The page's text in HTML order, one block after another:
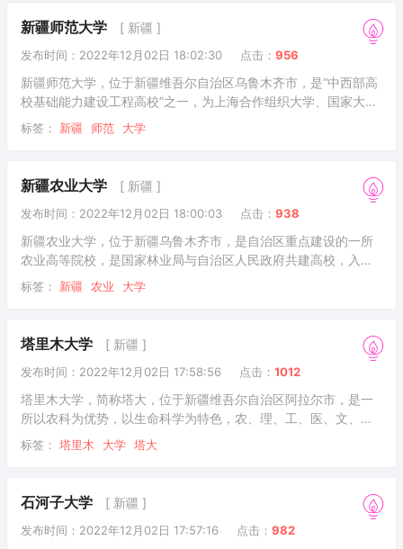
积166.07万平方米；图书馆藏书131.55万册，电子图书约60万
册，各类文献数据库12个；教学仪器设备总值1.46亿元；有16个
教学单位，55个本科专业（含4个专业方向）；有5个一级学科硕
士学位授
新疆师范大学 [ 新疆 ]
发布时间：2022年12月02日 18:02:30 点击： 956
新疆师范大学，位于新疆维吾尔自治区乌鲁木齐市，是“中西部高
校基础能力建设工程高校”之一，为上海合作组织大学、国家大学
生文化素质教育基地、首批教育部来华留学示范基地建设高校、
中国政府奖学金来华留学生接收院校，由北京师范大学、华东师
范大学。新疆师范大学成立于1978年12月28日。其前身为1906
年成立的乌鲁木齐市第一师范学校和1972年成立的新疆教师培训
部。1993年，教育部授权该校开始招收硕士研究生，2003年，
授权招收专业硕士研究生。截至
标签： 新疆 师范 大学
新疆农业大学 [ 新疆 ]
发布时间：2022年12月02日 18:00:03 点击： 938
新疆农业大学，位于新疆乌鲁木齐市，是自治区重点建设的一所
农业高等院校，是国家林业局与自治区人民政府共建高校，入选
中西部高校基础能力建设工程、国家建设高水平大学公派研究生
项目、国家“特色重点学科项目”、国家首批“卓越农林人才教育培
国家大学生文化素质教育基地，丝绸之路沿线国家农业院校联盟
发起成员。由南京农业大学、北京林业大学、河海大学、中国农
业大学、西北农林科技大学、江南大学、合肥工业大学、西南交
通大学八所高校对口支援新疆农业大学。&nbs
标签： 新疆 农业 大学
塔里木大学 [ 新疆 ]
发布时间：2022年12月02日 17:58:56 点击： 1012
塔里木大学，简称塔大，位于新疆维吾尔自治区阿拉尔市，是一
所以农科为优势，以生命科学为特色，农、理、工、医、文、
管、经、法、教育、艺术、历史等多学科协调发展的综合性大
学，为新疆生产建设兵团和教育部共建高校，是国务院学位委员
“三全育人”综合改革试点高校，全国深化创新创业教育改革示范高
校。 学校于1958年创建，原名塔里木农垦大学，2003年获得硕
士学位授予权，2004年5月经教育部批准更名为塔里木大学。据
标签： 塔里木 大学 塔大
石河子大学 [ 新疆 ]
发布时间：2022年12月02日 17:57:16 点击： 982